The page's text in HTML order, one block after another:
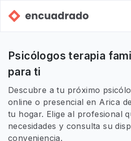
Psicólogos terapia
para ti
Descubre a tu próximo
online o presencial en Arica
tu hogar. Elige al profesional
necesidades y consulta su
conveniencia.